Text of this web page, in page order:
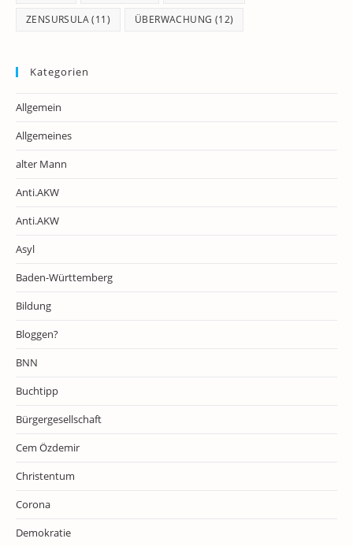
ZENSURSULA(11) ÜBERWACHUNG (12)
Kategorien
Allgemein
Allgemeines
alter Mann
Anti.AKW
Anti.AKW
Asyl
Baden-Württemberg
Bildung
Bloggen?
BNN
Buchtipp
Bürgergesellschaft
Cem Özdemir
Christentum
Corona
Demokratie